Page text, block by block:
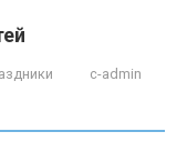
c-admin